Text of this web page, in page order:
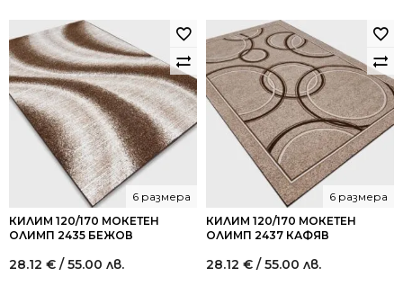
КИЛИМ 120/170 МОКЕТЕН
ОЛИМП 2435 БЕЖОВ
6 размера
28.12 € / 55.00 лв.
КИЛИМ 120/170 МОКЕТЕН
ОЛИМП 2437 КАФЯВ
6 размера
28.12 € / 55.00 лв.